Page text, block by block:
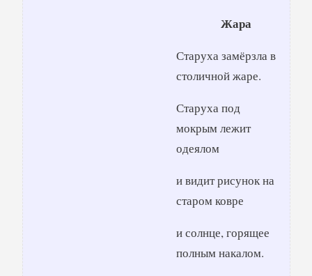
Жара
Старуха замёрзла в
столичной жаре.
Старуха под
мокрым лежит
одеялом
и видит рисунок на
старом ковре
и солнце, горящее
полным накалом.